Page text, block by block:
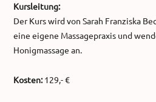
Kursleitung:
Der Kurs wird von Sarah Franziska
eine eigene Massagepraxis und
Honigmassage an.
Kosten:129,- €